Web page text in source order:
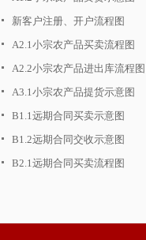
新客户注册、开户流程图
A2.1小宗农产品买卖流程图
A2.2小宗农产品进出库流程图
A3.1小宗农产品提货示意图
B1.1远期合同买卖示意图
B1.2远期合同交收示意图
B2.1远期合同买卖流程图